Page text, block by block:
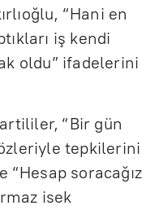
“Hani en
iş kendi
oldu” ifadelerini
“Bir gün
tepkilerini
“Hesap soracağız
isek